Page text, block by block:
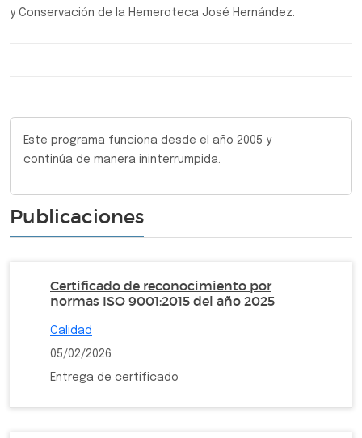
y Conservación de la Hemeroteca José Hernández.
Este programa funciona desde el año 2005 y
continúa de manera ininterrumpida.
Publicaciones
Certificado de reconocimiento por
normas ISO 9001:2015 del año 2025
Calidad
05/02/2026
Entrega de certificado